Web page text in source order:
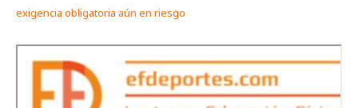
exigencia obligatoria aún en riesgo